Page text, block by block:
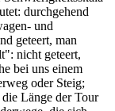
durchgehend
und
geteert, man
nicht geteert,
bei uns einem
oder Steig;
Länge der Tour